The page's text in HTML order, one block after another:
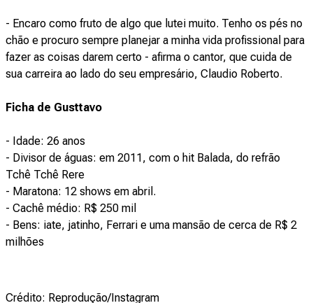
- Encaro como fruto de algo que lutei muito. Tenho os pés no
chão e procuro sempre planejar a minha vida profissional para
fazer as coisas darem certo - afirma o cantor, que cuida de
sua carreira ao lado do seu empresário, Claudio Roberto.
Ficha de Gusttavo
- Idade: 26 anos
- Divisor de águas: em 2011, com o hit Balada, do refrão
Tchê Tchê Rere
- Maratona: 12 shows em abril.
- Cachê médio: R$ 250 mil
- Bens: iate, jatinho, Ferrari e uma mansão de cerca de R$ 2
milhões
Crédito: Reprodução/Instagram